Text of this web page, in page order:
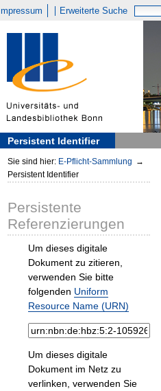
Impressum Erweiterte Suche
Persistent Identifier
Sie sind hier: E-Pflicht-Sammlung →
Persistent Identifier
Persistente
Referenzierungen
Um dieses digitale
Dokument zu zitieren,
verwenden Sie bitte
folgenden Uniform
Resource Name (URN)
Um dieses digitale
Dokument im Netz zu
verlinken, verwenden Sie